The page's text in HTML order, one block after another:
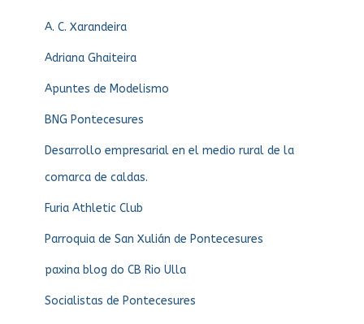
A. C. Xarandeira
Adriana Ghaiteira
Apuntes de Modelismo
BNG Pontecesures
Desarrollo empresarial en el medio rural de la
comarca de caldas.
Furia Athletic Club
Parroquia de San Xulián de Pontecesures
paxina blog do CB Rio Ulla
Socialistas de Pontecesures